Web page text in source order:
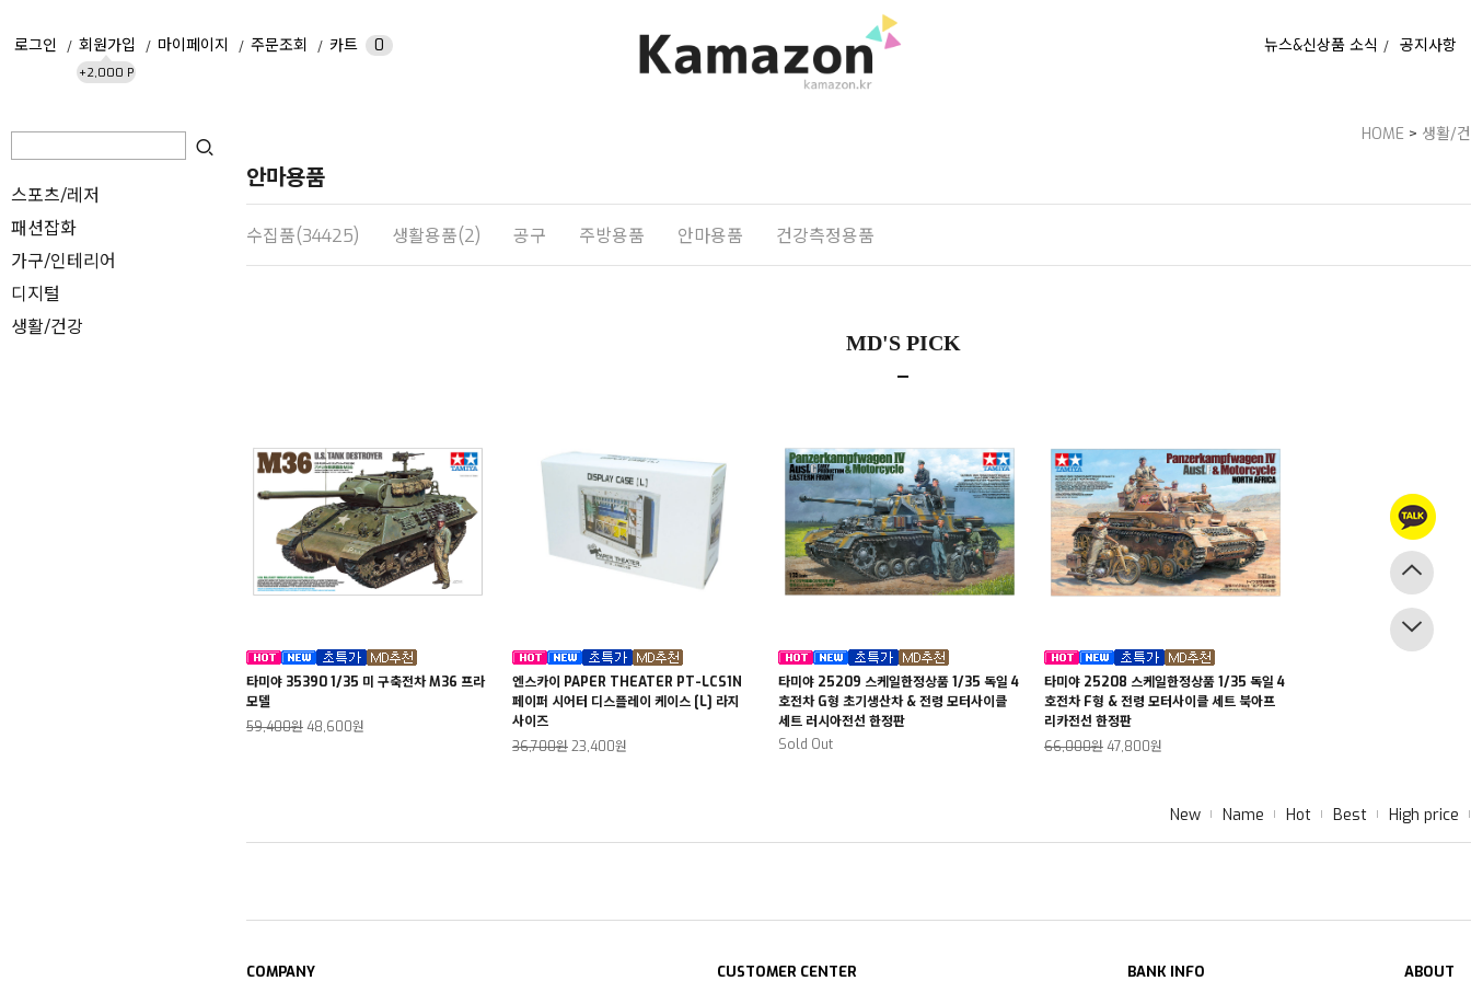
로그인 회원가입
+2,000 P
마이페이지 주문조회 카트 0 뉴스&신상품 소식 공지사항
스포츠/레저
패션잡화
가구/인테리어
디지털
생활/건강
HOME > 생활/
안마용품
수집품(34425) 생활용품(2) 공구 주방용품 안마용품 건강측정용품
MD'S PICK
타미야 35390 1/35 미 구축전차 M36 프라
모델
59,400원48,600원
엔스카이 PAPER THEATER PT-LCS1N
페이퍼 시어터 디스플레이 케이스 [L] 라지
사이즈
36,700원23,400원
타미야 25209 스케일한정상품 1/35 독일 4
호전차 G형 초기생산차 & 전령 모터사이클
세트 러시아전선 한정판
Sold Out
타미야 25208 스케일한정상품 1/35 독일 4
호전차 F형 & 전령 모터사이클 세트 북아프
리카전선 한정판
66,000원47,800원
New Name Hot Best High price
COMPANY CUSTOMER CENTER BANK INFO ABOUT